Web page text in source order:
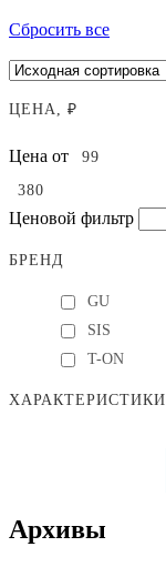
Сбросить все
ЦЕНА, ₽
Цена от
Ценовой фильтр
БРЕНД
GU
SIS
T-ON
ХАРАКТЕРИСТИКИ
Архивы